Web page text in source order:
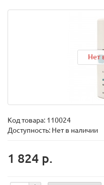
Нет
Код товара: 110024
Доступность: Нет в наличии
1 824 р.